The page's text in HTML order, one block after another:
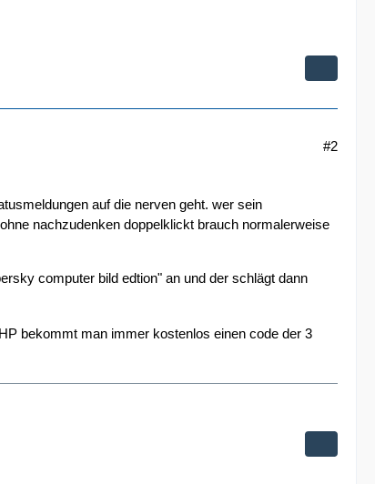
#2
auf die nerven geht. wer sein
nachzudenken doppelklickt brauch normalerweise
computer bild edtion" an und der schlägt dann
bekommt man immer kostenlos einen code der 3